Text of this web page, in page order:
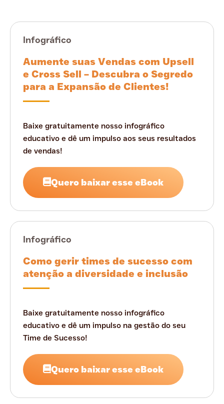
Infográfico
Como gerir times de sucesso com
atenção a diversidade e inclusão
Baixe gratuitamente nosso infográfico
educativo e dê um impulso na gestão do seu
Time de Sucesso!
Quero baixar esse eBook
Infográfico
Aumente suas Vendas com Upsell
e Cross Sell – Descubra o Segredo
para a Expansão de Clientes!
Baixe gratuitamente nosso infográfico
educativo e dê um impulso aos seus resultados
de vendas!
Quero baixar esse eBook